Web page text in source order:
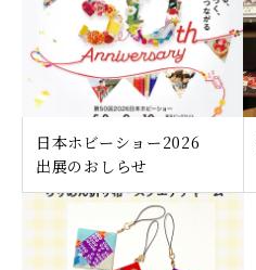
日本ホビーショー2026
出展のおしらせ